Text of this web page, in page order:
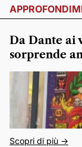
Da Dante ai
sorprende
Scopri di più ->